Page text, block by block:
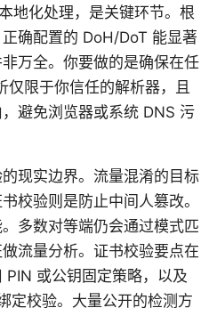
地化处理，是关键环节。根
确配置的 DoH/DoT 能显著
万全。你要做的是确保在任
仅限于你信任的解析器，且
避免浏览器或系统 DNS 污
现实边界。流量混淆的目标
校验则是防止中间人篡改。
多数对等端仍会通过模式匹
流量分析。证书校验要点在
PIN 或公钥固定策略，以及
定校验。大量公开的检测方